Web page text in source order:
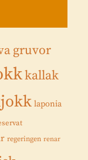
gruvor
kallak
laponia
regeringen renar